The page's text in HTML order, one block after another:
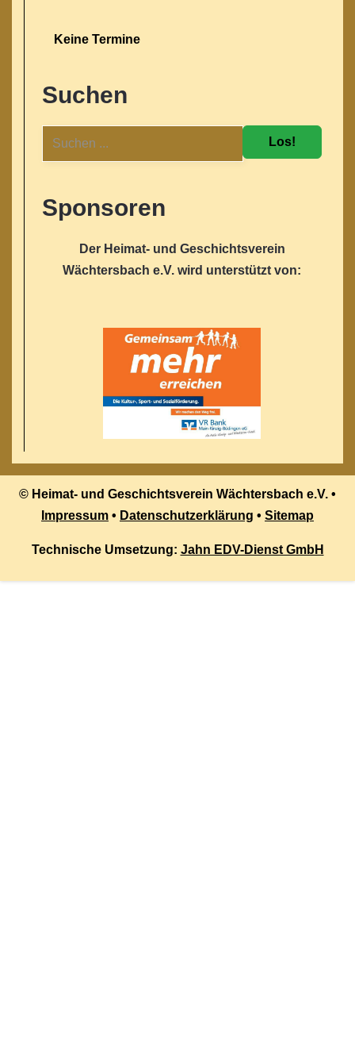
Keine Termine
Suchen
Los!
Sponsoren
Der Heimat- und Geschichtsverein
Wächtersbach e.V. wird unterstützt von:
© Heimat- und Geschichtsverein Wächtersbach e.V. •
Impressum • Datenschutzerklärung • Sitemap
Technische Umsetzung: Jahn EDV-Dienst GmbH